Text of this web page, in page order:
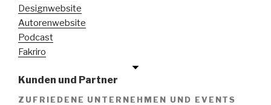
Designwebsite
Autorenwebsite
Podcast
Fakriro
Kunden und Partner
ZUFRIEDENE UNTERNEHMEN UND EVENTS